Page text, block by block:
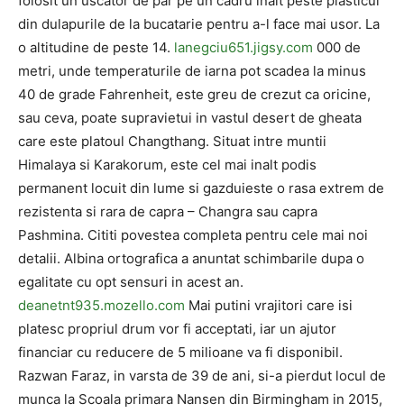
din dulapurile de la bucatarie pentru a-l face mai usor. La
o altitudine de peste 14. lanegciu651.jigsy.com 000 de
metri, unde temperaturile de iarna pot scadea la minus
40 de grade Fahrenheit, este greu de crezut ca oricine,
sau ceva, poate supravietui in vastul desert de gheata
care este platoul Changthang. Situat intre muntii
Himalaya si Karakorum, este cel mai inalt podis
permanent locuit din lume si gazduieste o rasa extrem de
rezistenta si rara de capra – Changra sau capra
Pashmina. Cititi povestea completa pentru cele mai noi
detalii. Albina ortografica a anuntat schimbarile dupa o
egalitate cu opt sensuri in acest an.
deanetnt935.mozello.com Mai putini vrajitori care isi
platesc propriul drum vor fi acceptati, iar un ajutor
financiar cu reducere de 5 milioane va fi disponibil.
Razwan Faraz, in varsta de 39 de ani, si-a pierdut locul de
munca la Scoala primara Nansen din Birmingham in 2015,